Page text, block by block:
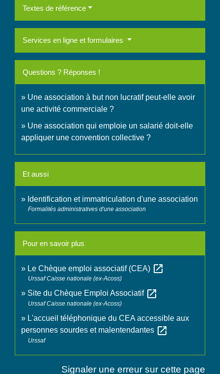
Textes de référence
Services en ligne et formulaires
Questions ? Réponses !
Une association à but non lucratif peut-elle avoir
une activité commerciale ?
Une association qui emploie un salarié doit-elle
appliquer une convention collective ?
Et aussi
Identification et immatriculation d'une association
Formalités administratives d'une association
Pour en savoir plus
Le Chèque emploi associatif (CEA) open_in_new
Urssaf Caisse nationale (ex-Acoss)
Site du Chèque Emploi Associatif open_in_new
Urssaf Caisse nationale (ex-Acoss)
L'accueil téléphonique du CEA accessible aux
personnes sourdes et malentendantes open_in_new
Urssaf
Signaler une erreur sur cette page